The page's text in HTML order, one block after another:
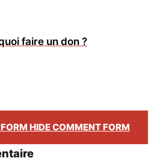
faire un don ?
HIDE COMMENT FORM